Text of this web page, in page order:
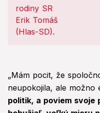
„Mám pocit, že
neupokojila, ale možno
politik, a poviem svoje